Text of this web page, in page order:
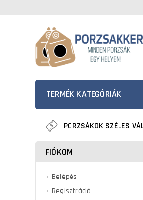
TERMÉK KATEGÓRIÁK
PORZSÁKOK SZÉLES
FIÓKOM
Belépés
Regisztráció